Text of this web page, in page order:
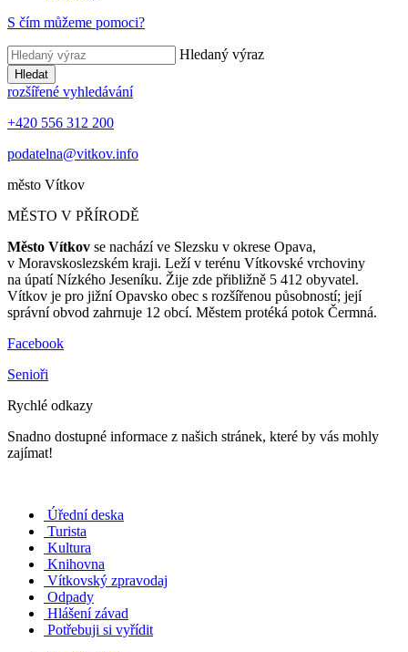
S čím můžeme pomoci?
Hledaný výraz
Hledat
rozšířené vyhledávání
+420 556 312 200
podatelna@vitkov.info
město Vítkov
MĚSTO V PŘÍRODĚ
Město Vítkov se nachází ve Slezsku v okrese Opava,
v Moravskoslezském kraji. Leží v terénu Vítkovské vrchoviny
na úpatí Nízkého Jeseníku. Žije zde přibližně 5 412 obyvatel.
Vítkov je pro jižní Opavsko obec s rozšířenou působností; její
správní obvod zahrnuje 12 obcí. Městem protéká potok Čermná.
Facebook
Senioři
Rychlé odkazy
Snadno dostupné informace z našich stránek, které by vás mohly
zajímat!
Úřední deska
Turista
Kultura
Knihovna
Vítkovský zpravodaj
Odpady
Hlášení závad
Potřebuji si vyřídit